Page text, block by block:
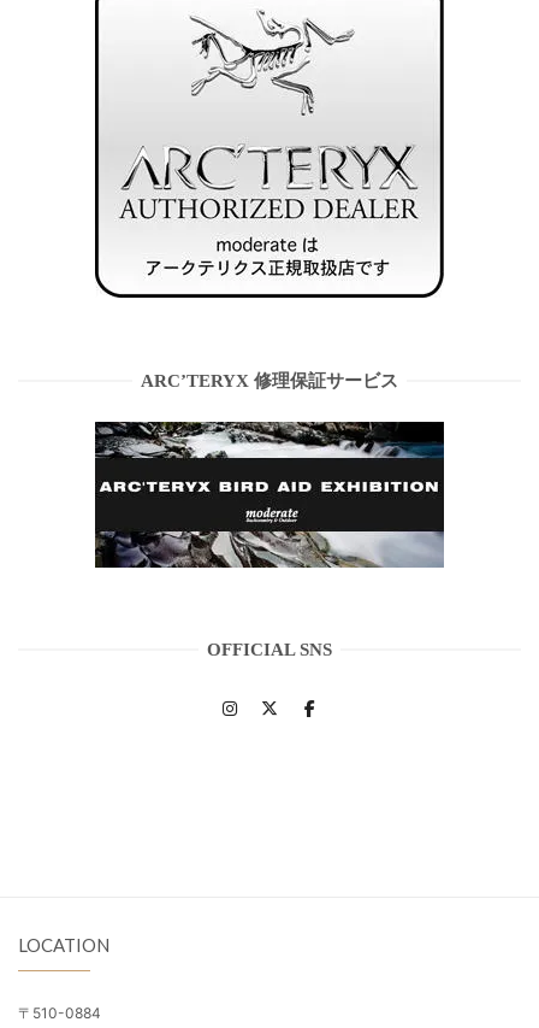
ARC’TERYX 修理保証サービス
OFFICIAL SNS
LOCATION
〒510-0884